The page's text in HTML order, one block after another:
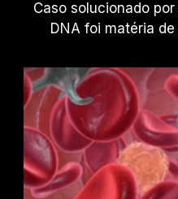
Caso solucionado por
DNA foi matéria